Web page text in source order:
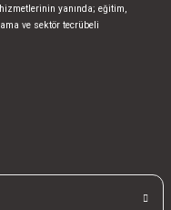
yanında; eğitim,
ve sektör tecrübeli